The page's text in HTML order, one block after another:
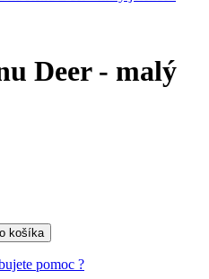
Deer - malý
košíka
pomoc ?